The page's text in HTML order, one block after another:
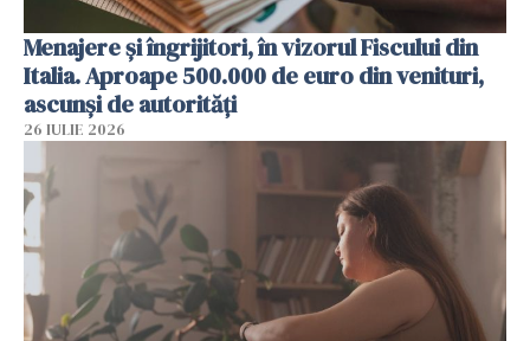
Menajere și îngrijitori, în vizorul Fiscului din
Italia. Aproape 500.000 de euro din venituri,
ascunși de autorități
26 IULIE 2026